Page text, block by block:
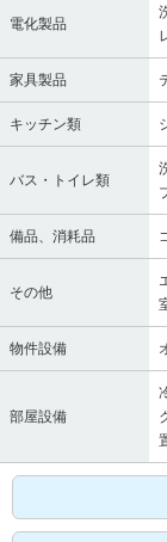
電化製品
家具製品
キッチン類
バス・トイレ類
備品、消耗品
その他
物件設備
部屋設備